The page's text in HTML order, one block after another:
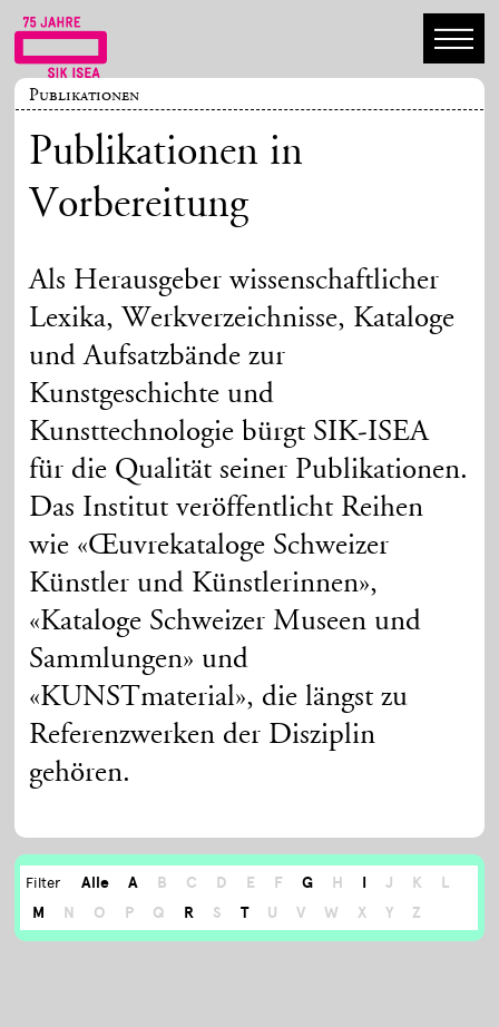
Publikationen
Publikationen in
Vorbereitung
Als Herausgeber wissenschaftlicher
Lexika, Werkverzeichnisse, Kataloge
und Aufsatzbände zur
Kunstgeschichte und
Kunsttechnologie bürgt SIK-ISEA
für die Qualität seiner Publikationen.
Das Institut veröffentlicht Reihen
wie «Œuvrekataloge Schweizer
Künstler und Künstlerinnen»,
«Kataloge Schweizer Museen und
Sammlungen» und
«KUNSTmaterial», die längst zu
Referenzwerken der Disziplin
gehören.
Filter Alle A B C D E F G H I J K
L
M
N O P Q R S T U V W X Y Z